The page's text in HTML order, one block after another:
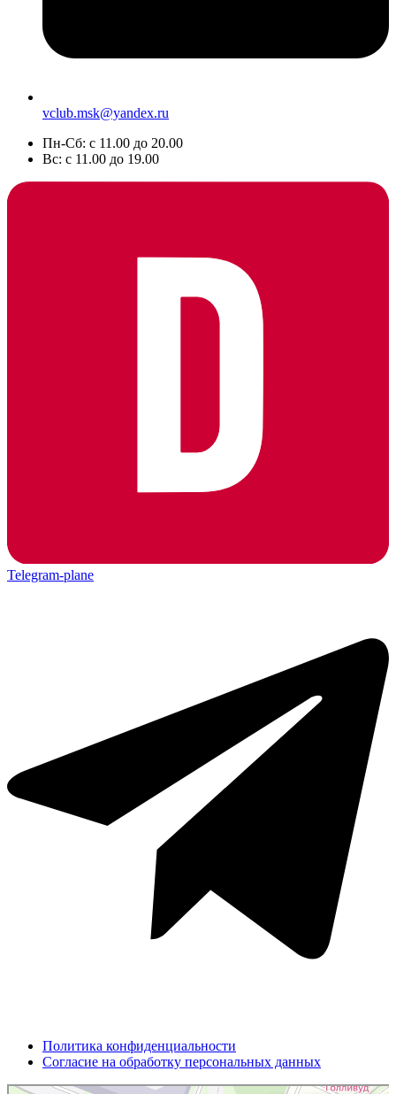
vclub.msk@yandex.ru
Пн-Сб: с 11.00 до 20.00
Вс: с 11.00 до 19.00
Telegram-plane
Политика конфиденциальности
Согласие на обработку персональных данных
Долгопрудный